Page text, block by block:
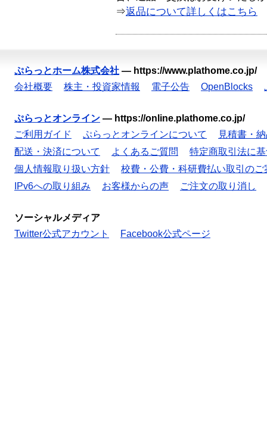
⇒返品について詳しくはこちら
ぷらっとホーム株式会社 — https://www.plathome.co.jp/
会社概要
株主・投資家情報 電子公告 OpenBlocks
ぷらっとオンライン — https://online.plathome.co.jp/
ご利用ガイド
ぷらっとオンラインについて
見積書・
配送・決済について
よくあるご質問
特定商取引法に
個人情報取り扱い方針
校費・公費・科研費払い取引のご
IPv6への取り組み
お客様からの声 ご注文の取り消し
ソーシャルメディア
Twitter公式アカウント
Facebook公式ページ